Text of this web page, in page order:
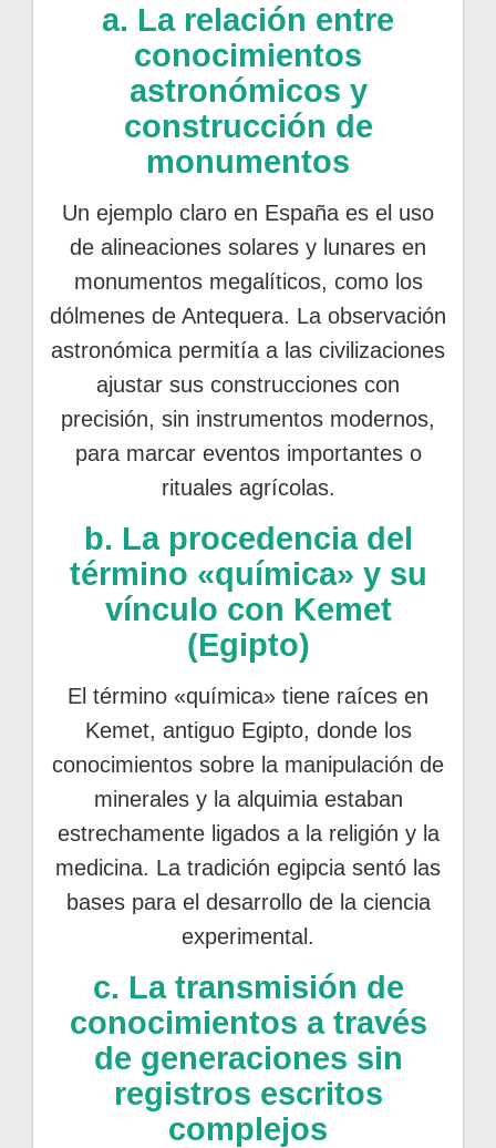
a. La relación entre
conocimientos
astronómicos y
construcción de
monumentos
Un ejemplo claro en España es el uso
de alineaciones solares y lunares en
monumentos megalíticos, como los
dólmenes de Antequera. La observación
astronómica permitía a las civilizaciones
ajustar sus construcciones con
precisión, sin instrumentos modernos,
para marcar eventos importantes o
rituales agrícolas.
b. La procedencia del
término «química» y su
vínculo con Kemet
(Egipto)
El término «química» tiene raíces en
Kemet, antiguo Egipto, donde los
conocimientos sobre la manipulación de
minerales y la alquimia estaban
estrechamente ligados a la religión y la
medicina. La tradición egipcia sentó las
bases para el desarrollo de la ciencia
experimental.
c. La transmisión de
conocimientos a través
de generaciones sin
registros escritos
complejos